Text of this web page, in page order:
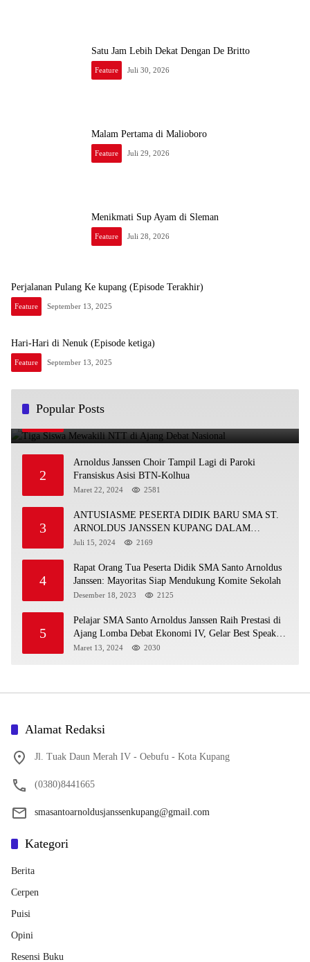
Satu Jam Lebih Dekat Dengan De Britto
Feature Juli 30, 2026
Malam Pertama di Malioboro
Feature Juli 29, 2026
Menikmati Sup Ayam di Sleman
Feature Juli 28, 2026
Perjalanan Pulang Ke kupang (Episode Terakhir)
Feature September 13, 2025
Hari-Hari di Nenuk (Episode ketiga)
Feature September 13, 2025
Popular Posts
1 Tiga Siswa Mewakili NTT di Ajang Debat Nasional
2
Arnoldus Janssen Choir Tampil Lagi di Paroki
Fransiskus Asisi BTN-Kolhua
Maret 22, 2024 2581
3
ANTUSIASME PESERTA DIDIK BARU SMA ST.
ARNOLDUS JANSSEN KUPANG DALAM
MENGIKUTI MPLS HARI PERTAMA
Juli 15, 2024 2169
4
Rapat Orang Tua Peserta Didik SMA Santo Arnoldus
Janssen: Mayoritas Siap Mendukung Komite Sekolah
Desember 18, 2023 2125
5
Pelajar SMA Santo Arnoldus Janssen Raih Prestasi di
Ajang Lomba Debat Ekonomi IV, Gelar Best Speaker
Diraih Viantri Azi
Maret 13, 2024 2030
Alamat Redaksi
Jl. Tuak Daun Merah IV - Oebufu - Kota Kupang
(0380)8441665
smasantoarnoldusjanssenkupang@gmail.com
Kategori
Berita
Cerpen
Puisi
Opini
Resensi Buku